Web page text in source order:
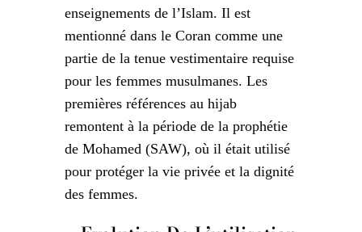
enseignements de l’Islam. Il est
mentionné dans le Coran comme une
partie de la tenue vestimentaire requise
pour les femmes musulmanes. Les
premières références au hijab
remontent à la période de la prophétie
de Mohamed (SAW), où il était utilisé
pour protéger la vie privée et la dignité
des femmes.